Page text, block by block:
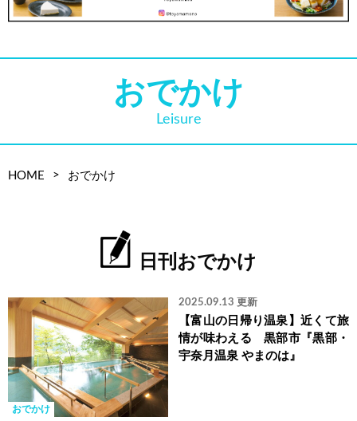
おでかけ
Leisure
HOME > おでかけ
日刊おでかけ
おでかけ
2025.09.13 更新
【富山の日帰り温泉】近くて旅
情が味わえる 黒部市『黒部・
宇奈月温泉 やまのは』